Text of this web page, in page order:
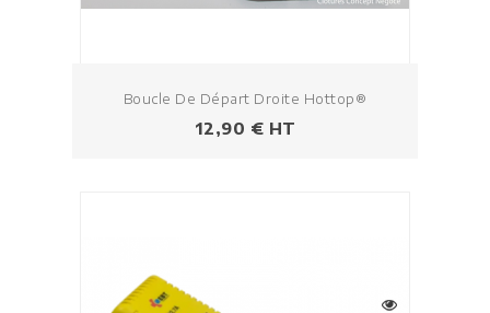
Boucle De Départ Droite Hottop®
Prix
12,90 € HT